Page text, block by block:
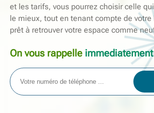
et les tarifs, vous pourrez choisir celle
le mieux, tout en tenant compte de votre
prêt à retrouver votre espace comme
On vous rappelle immediatement